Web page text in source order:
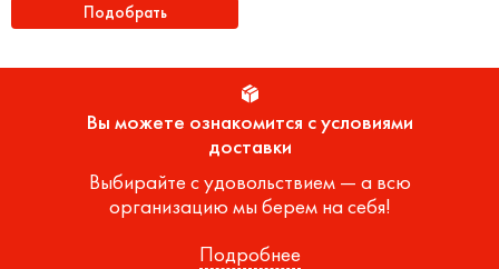
Подобрать
Вы можете ознакомится с условиями
доставки
Выбирайте с удовольствием — а всю
организацию мы берем на себя!
Подробнее